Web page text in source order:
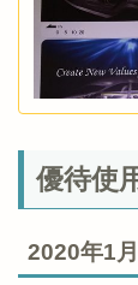
優待使
2020年1